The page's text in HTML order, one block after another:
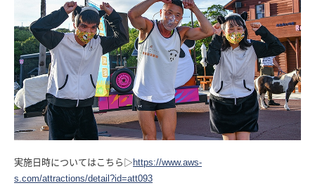
実施日時についてはこちら▷ https://www.aws-
s.com/attractions/detail?id=att093